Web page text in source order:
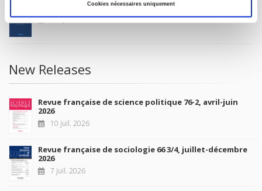
Cookies nécessaires uniquement
La France et l'Union européenne
4 sept. 2026
New Releases
Revue française de science politique 76-2, avril-juin
2026
10 juil. 2026
Revue française de sociologie 66 3/4, juillet-décembre
2026
7 juil. 2026